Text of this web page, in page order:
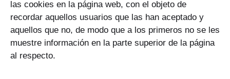
las cookies en la página web, con el objeto de
recordar aquellos usuarios que las han aceptado y
aquellos que no, de modo que a los primeros no se les
muestre información en la parte superior de la página
al respecto.